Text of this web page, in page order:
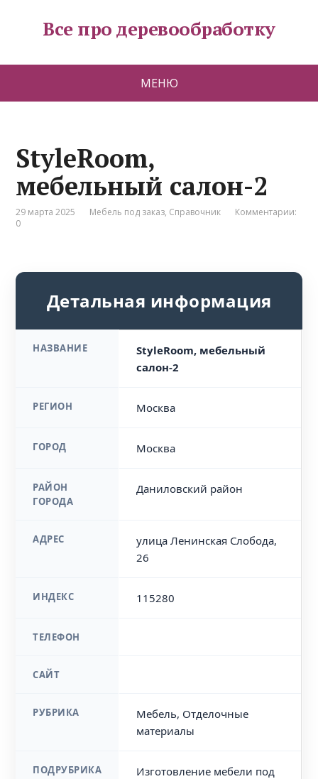
Все про деревообработку
МЕНЮ
StyleRoom,
мебельный салон-2
29 марта 2025 Мебель под заказ, Справочник
Комментарии:
0
Детальная информация
НАЗВАНИЕ
StyleRoom, мебельный
салон-2
РЕГИОН Москва
ГОРОД Москва
РАЙОН
ГОРОДА
Даниловский район
АДРЕС
улица Ленинская Слобода,
26
ИНДЕКС 115280
ТЕЛЕФОН
САЙТ
РУБРИКА
Мебель, Отделочные
материалы
ПОДРУБРИКА
Изготовление мебели под